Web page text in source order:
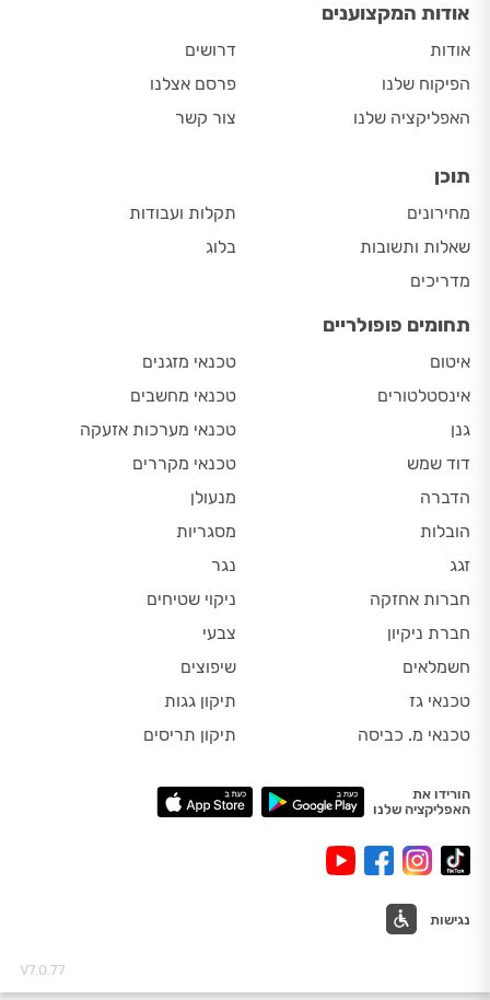
אודות המקצוענים
אודות
הפיקוח שלנו
האפליקציה שלנו
דרושים
פרסם אצלנו
צור קשר
תוכן
מחירונים
שאלות ותשובות
מדריכים
תקלות ועבודות
בלוג
תחומים פופולריים
איטום
אינסטלטורים
גנן
דוד שמש
הדברה
הובלות
זגג
חברות אחזקה
חברת ניקיון
חשמלאים
טכנאי גז
טכנאי מ. כביסה
טכנאי מזגנים
טכנאי מחשבים
טכנאי מערכות אזעקה
טכנאי מקררים
מנעולן
מסגריות
נגר
ניקוי שטיחים
צבעי
שיפוצים
תיקון גגות
תיקון תריסים
הורידו את
האפליקציה שלנו
נגישות
V7.0.77